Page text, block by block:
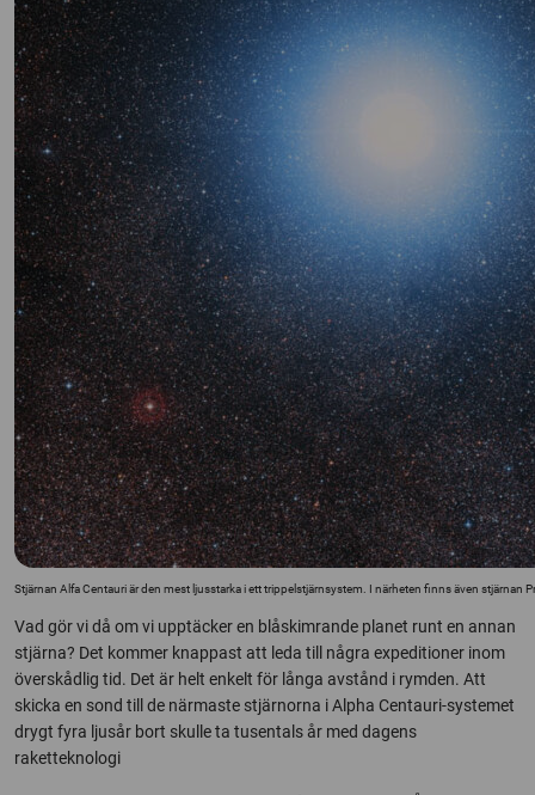
Stjärnan Alfa Centauri är den mest ljusstarka i ett trippelstjärnsystem. I närheten finns även stjärnan
Vad gör vi då om vi upptäcker en blåskimrande planet runt en annan
stjärna? Det kommer knappast att leda till några expeditioner inom
överskådlig tid. Det är helt enkelt för långa avstånd i rymden. Att
skicka en sond till de närmaste stjärnorna i Alpha Centauri-systemet
drygt fyra ljusår bort skulle ta tusentals år med dagens
raketteknologi